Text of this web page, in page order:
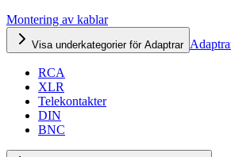
Montering av kablar
Visa underkategorier för Adaptrar
RCA
XLR
Telekontakter
DIN
BNC